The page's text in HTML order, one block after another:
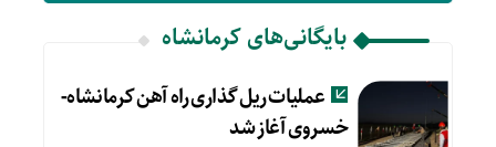
بایگانی‌های کرمانشاه
عملیات ریل گذاری راه آهن کرمانشاه-
خسروی آغاز شد